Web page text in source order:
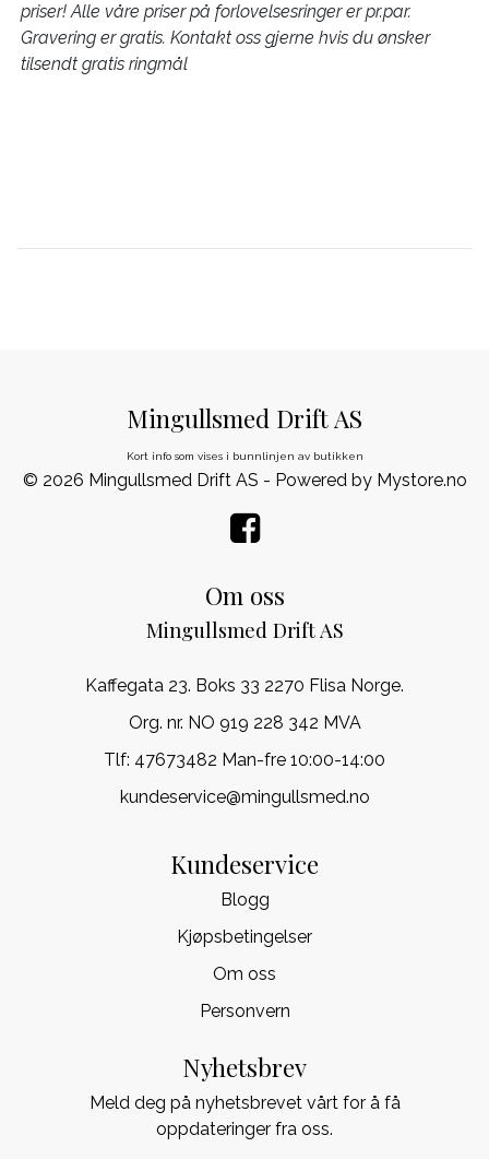
priser! Alle våre priser på forlovelsesringer er pr.par.
Gravering er gratis. Kontakt oss gjerne hvis du ønsker
tilsendt gratis ringmål
Mingullsmed Drift AS
Kort info som vises i bunnlinjen av butikken
© 2026 Mingullsmed Drift AS - Powered by Mystore.no
Om oss
Mingullsmed Drift AS
Kaffegata 23. Boks 33 2270 Flisa Norge.
Org. nr. NO 919 228 342 MVA
Tlf: 47673482 Man-fre 10:00-14:00
kundeservice@mingullsmed.no
Kundeservice
Blogg
Kjøpsbetingelser
Om oss
Personvern
Nyhetsbrev
Meld deg på nyhetsbrevet vårt for å få
oppdateringer fra oss.